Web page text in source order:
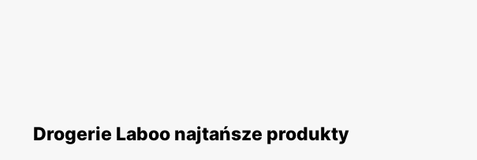
Drogerie Laboo najtańsze produkty